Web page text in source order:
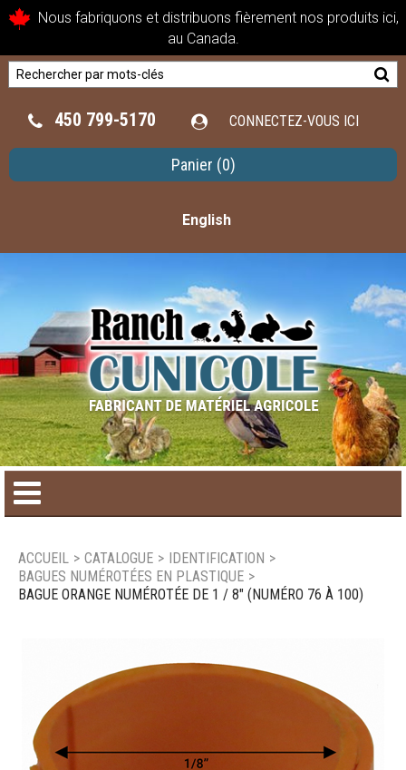
Nous fabriquons et distribuons fièrement nos produits ici,
au Canada.
450 799-5170 CONNECTEZ-VOUS ICI
Panier (0)
English
Catalogue de produit
Nous joindre
ACCUEIL > CATALOGUE > IDENTIFICATION >
BAGUES NUMÉROTÉES EN PLASTIQUE >
BAGUE ORANGE NUMÉROTÉE DE 1 / 8" (NUMÉRO 76 À 100)